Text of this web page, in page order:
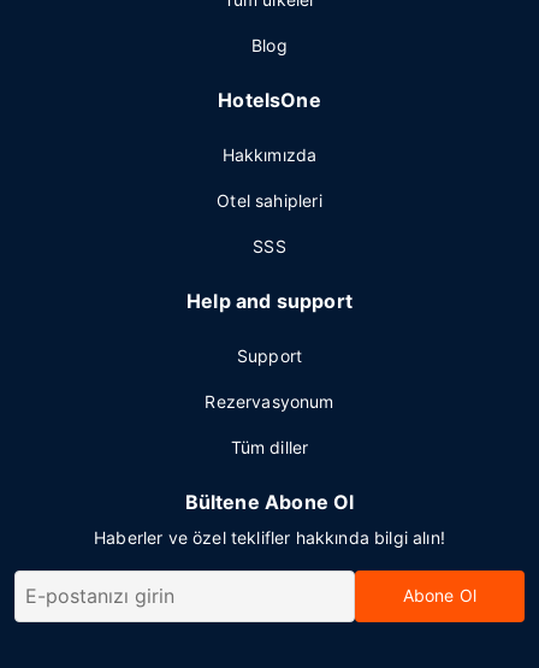
Blog
HotelsOne
Hakkımızda
Otel sahipleri
SSS
Help and support
Support
Rezervasyonum
Tüm diller
Bültene Abone Ol
Haberler ve özel teklifler hakkında bilgi alın!
Abone Ol